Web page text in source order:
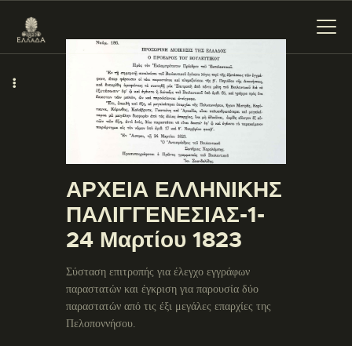
ΕΝΌΤΗΤΕΣ
ΞΥΛΌΚΑΣΤΡΟ –
ΕΥΡΩΣΤΊΝΗ
ΑΡΧΕΙΑ ΕΛΛΗΝΙΚΗΣ
ΠΑΛΙΓΓΕΝΕΣΙΑΣ-1-
24 Μαρτίου 1823
Σύσταση επιτροπής για έλεγχο εγγράφων
παραστατών και έγκριση για παρουσία δύο
παραστατών από τις έξι μεγάλες επαρχίες της
Πελοποννήσου.